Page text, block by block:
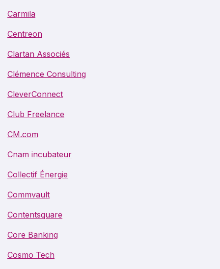
Carmila
Centreon
Clartan Associés
Clémence Consulting
CleverConnect
Club Freelance
CM.com
Cnam incubateur
Collectif Énergie
Commvault
Contentsquare
Core Banking
Cosmo Tech